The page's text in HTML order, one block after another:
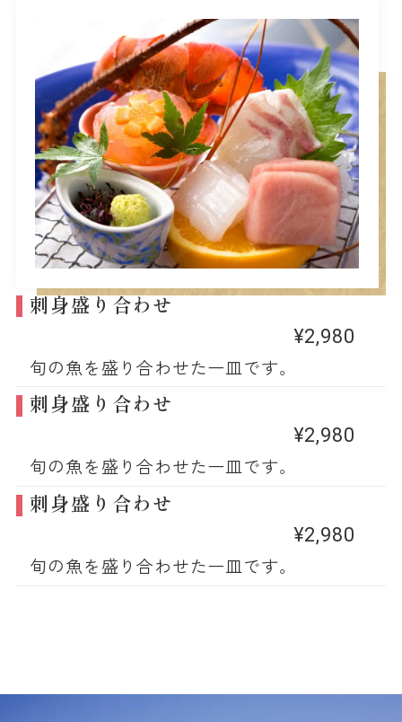
刺身盛り合わせ
¥2,980
旬の魚を盛り合わせた一皿です。
刺身盛り合わせ
¥2,980
旬の魚を盛り合わせた一皿です。
刺身盛り合わせ
¥2,980
旬の魚を盛り合わせた一皿です。